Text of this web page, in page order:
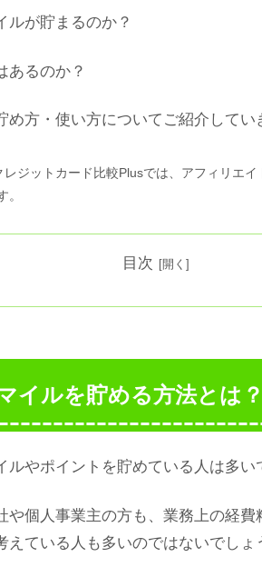
ルが貯まるのか？
あるのか？
方・使い方についてご紹介してい
ジットカード比較Plusでは、アフィリエ
目次
イルを貯める方法とは？
やポイントを貯めている人は多い
や個人事業主の方も、業務上の経
ている人も多いのではないでしょ